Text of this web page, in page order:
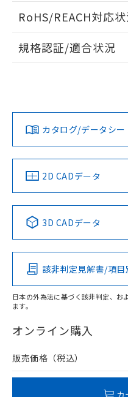
ドすることができます
ログ
ダウンロードデータをご利
みください。
ソフトウェアの使用条件
RoHS/REACH対応
EU RoHS 注意事項・
対応済み
中国 RoHS 注意事項・
Pb Hg
O
在庫等で未対応品が混在
問い合わせください。
規格認証/適合状況
LR型式承認
（イギリス
船舶規格）
DNV型式
（ノルウ
No No
この製
その他の認証はこ
カタログ/データシ
2D CADデータ
3D CADデータ
該非判定見解書/項目
日本の外為法に基づく該非判定、お
ます。
オンライン購入
販売価格（税込）
カ